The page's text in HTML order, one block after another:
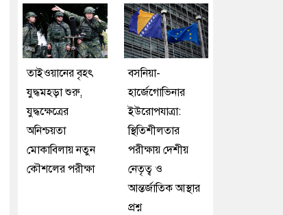
তাইওয়ানের বৃহৎ
যুদ্ধমহড়া শুরু,
যুদ্ধক্ষেত্রের
অনিশ্চয়তা
মোকাবিলায় নতুন
কৌশলের পরীক্ষা
বসনিয়া-
হার্জেগোভিনার
ইউরোপযাত্রা:
স্থিতিশীলতার
পরীক্ষায় দেশীয়
নেতৃত্ব ও
আন্তর্জাতিক আস্থার
প্রশ্ন